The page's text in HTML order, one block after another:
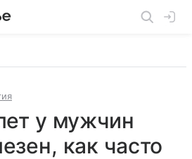
у мужчин
как часто